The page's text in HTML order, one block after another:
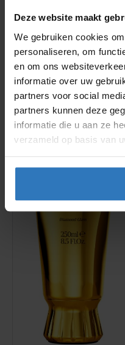
Deze website maakt
We gebruiken cookies
personaliseren, om
en om ons
informatie over uw
partners voor social
partners kunnen deze
informatie die u aan ze
verzameld op basis van